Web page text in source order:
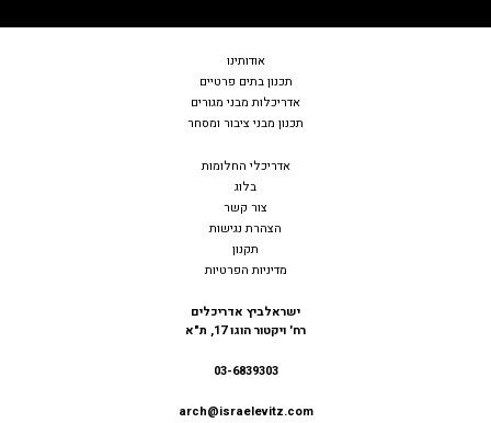
אודותינו
תכנון בתים פרטיים
אדריכלות מבני מגורים
תכנון מבני ציבור ומסחר
אדריכלי החלומות
בלוג
צור קשר
הצהרת נגישות
תקנון
מדיניות הפרטיות
ישראלביץ אדריכלים
רח' ויקטור הוגו 17, ת"א
03-6839303
arch@israelevitz.com